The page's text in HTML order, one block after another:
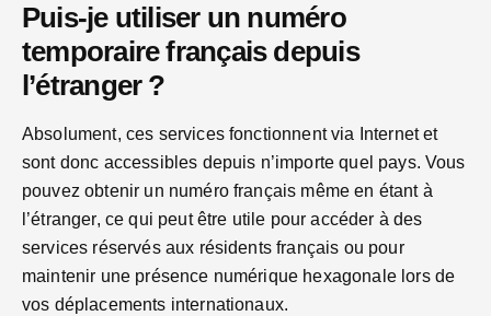
Puis-je utiliser un numéro
temporaire français depuis
l’étranger ?
Absolument, ces services fonctionnent via Internet et
sont donc accessibles depuis n’importe quel pays. Vous
pouvez obtenir un numéro français même en étant à
l’étranger, ce qui peut être utile pour accéder à des
services réservés aux résidents français ou pour
maintenir une présence numérique hexagonale lors de
vos déplacements internationaux.